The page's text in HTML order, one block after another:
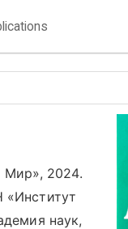
Мир», 2024.
наук,